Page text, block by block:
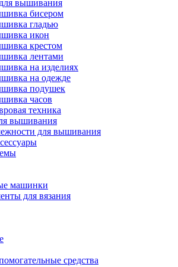
вышивания
бисером
гладью
икон
крестом
лентами
на изделиях
на одежде
подушек
часов
техника
вышивания
для вышивания
машинки
для вязания
средства